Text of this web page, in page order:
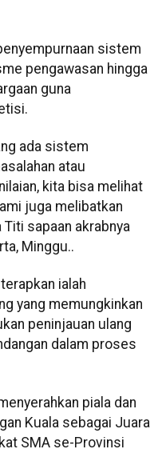
sistem
pengawasan hingga
guna
ada sistem
atau
kita bisa melihat
juga melibatkan
Titi sapaan akrabnya
Minggu..
ialah
yang memungkinkan
peninjauan ulang
dalam proses
piala dan
Kuala sebagai Juara
SMA se-Provinsi